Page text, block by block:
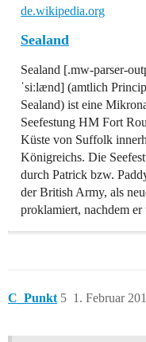
de.wikipedia.org
Sealand
Sealand [.mw-parser-
ˈsiːlænd] (amtlich
Sealand) ist eine
Seefestung HM Fort
Küste von Suffolk
Königreichs. Die
durch Patrick bzw.
der British Army, als
proklamiert, nachdem
C_Punkt 1. Februar
5